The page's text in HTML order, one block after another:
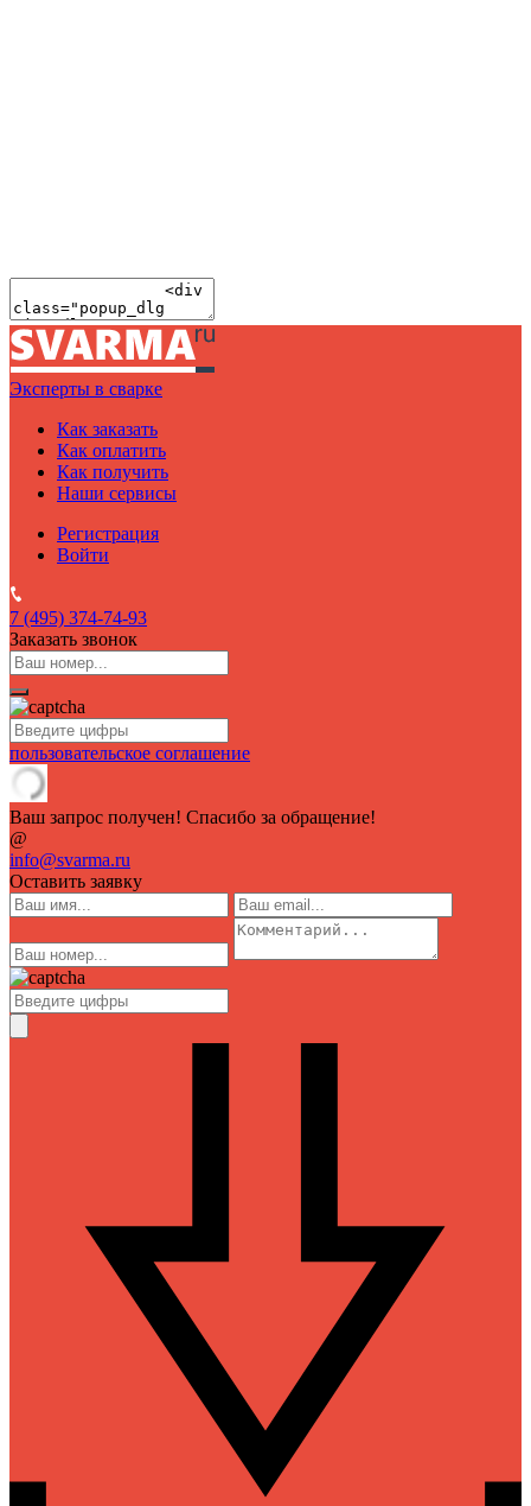
Эксперты в сварке
Как заказать
Как оплатить
Как получить
Наши сервисы
Регистрация
Войти
7 (495) 374-74-93
Заказать звонок
пользовательское соглашение
Ваш запрос получен! Спасибо за обращение!
@
info@svarma.ru
Оставить заявку